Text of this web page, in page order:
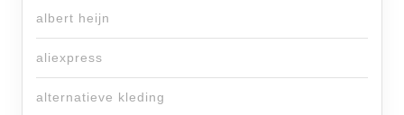
albert heijn
aliexpress
alternatieve kleding